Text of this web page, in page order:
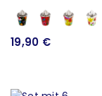
19,90 €